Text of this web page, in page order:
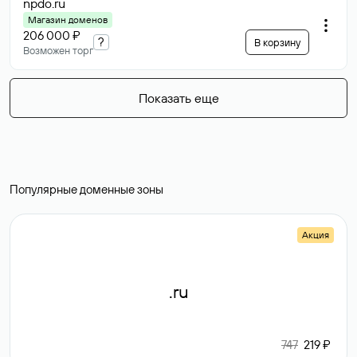
npdo.ru
Магазин доменов
206 000 ₽
Возможен торг
? В корзину
Показать еще
Популярные доменные зоны
Акция
.ru
747 219 ₽